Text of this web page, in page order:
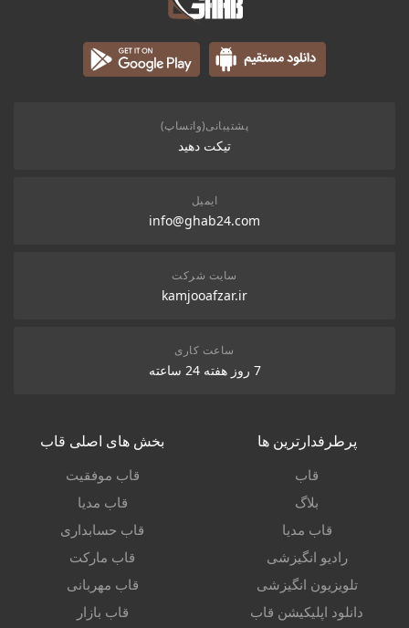
پشتیبانی(واتساپ)
تیکت دهید
ایمیل
info@ghab24.com
سایت شرکت
kamjooafzar.ir
ساعت کاری
پرطرفدارترین ها
قاب
بلاگ
قاب مدیا
رادیو انگیزشی
تلویزیون انگیزشی
دانلود اپلیکیشن قاب
بخش های اصلی قاب
قاب موفقیت
قاب مدیا
قاب حسابداری
قاب مارکت
قاب مهربانی
قاب بازار